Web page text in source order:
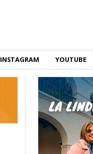
INSTAGRAM YOUTUBE